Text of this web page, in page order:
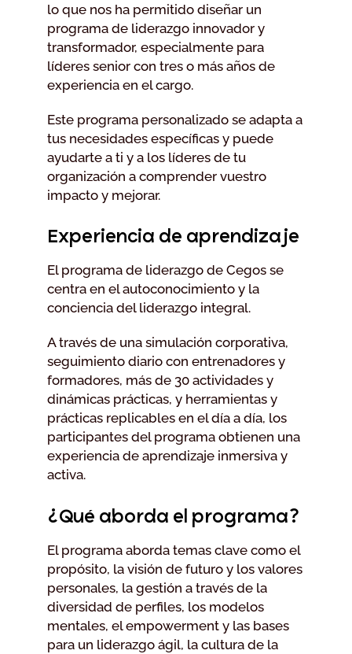
lo que nos ha permitido diseñar un
programa de liderazgo innovador y
transformador, especialmente para
líderes senior con tres o más años de
experiencia en el cargo.
Este programa personalizado se adapta a
tus necesidades específicas y puede
ayudarte a ti y a los líderes de tu
organización a comprender vuestro
impacto y mejorar.
Experiencia de aprendizaje
El programa de liderazgo de Cegos se
centra en el autoconocimiento y la
conciencia del liderazgo integral.
A través de una simulación corporativa,
seguimiento diario con entrenadores y
formadores, más de 30 actividades y
dinámicas prácticas, y herramientas y
prácticas replicables en el día a día, los
participantes del programa obtienen una
experiencia de aprendizaje inmersiva y
activa.
¿Qué aborda el programa?
El programa aborda temas clave como el
propósito, la visión de futuro y los valores
personales, la gestión a través de la
diversidad de perfiles, los modelos
mentales, el empowerment y las bases
para un liderazgo ágil, la cultura de la